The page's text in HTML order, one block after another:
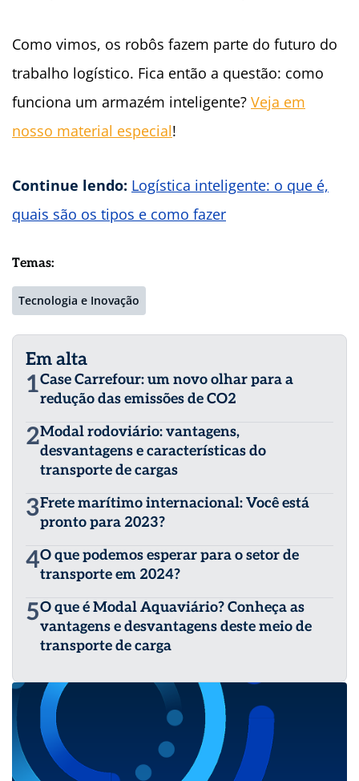
Como vimos, os robôs fazem parte do futuro do
trabalho logístico. Fica então a questão: como
funciona um armazém inteligente? Veja em
nosso material especial!
Continue lendo: Logística inteligente: o que é,
quais são os tipos e como fazer
Temas:
Tecnologia e Inovação
Em alta
1Case Carrefour: um novo olhar para a
redução das emissões de CO2
2Modal rodoviário: vantagens,
desvantagens e características do
transporte de cargas
3Frete marítimo internacional: Você está
pronto para 2023?
4O que podemos esperar para o setor de
transporte em 2024?
5O que é Modal Aquaviário? Conheça as
vantagens e desvantagens deste meio de
transporte de carga